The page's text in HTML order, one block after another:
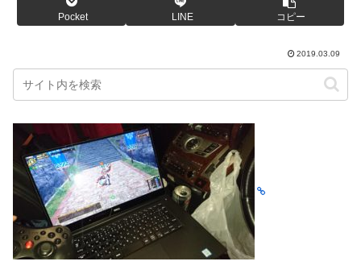
Pocket LINE コピー
2019.03.09